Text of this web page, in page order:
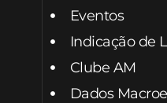
Eventos
Indicação de
Clube AM
Dados